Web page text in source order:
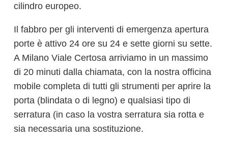
cilindro europeo.
Il fabbro per gli interventi di emergenza apertura
porte è attivo 24 ore su 24 e sette giorni su sette.
A Milano Viale Certosa arriviamo in un massimo
di 20 minuti dalla chiamata, con la nostra officina
mobile completa di tutti gli strumenti per aprire la
porta (blindata o di legno) e qualsiasi tipo di
serratura (in caso la vostra serratura sia rotta e
sia necessaria una sostituzione.